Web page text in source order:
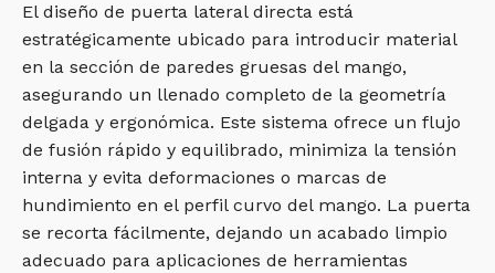
El diseño de puerta lateral directa está
estratégicamente ubicado para introducir material
en la sección de paredes gruesas del mango,
asegurando un llenado completo de la geometría
delgada y ergonómica. Este sistema ofrece un flujo
de fusión rápido y equilibrado, minimiza la tensión
interna y evita deformaciones o marcas de
hundimiento en el perfil curvo del mango. La puerta
se recorta fácilmente, dejando un acabado limpio
adecuado para aplicaciones de herramientas